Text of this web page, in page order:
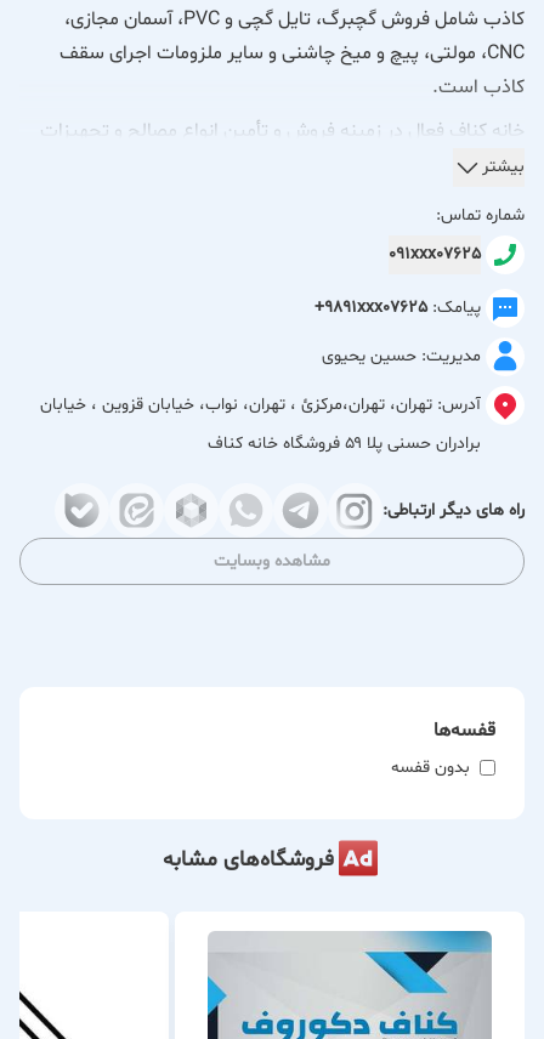
کاذب شامل فروش گچبرگ، تایل گچی و PVC، آسمان مجازی،
CNC، مولتی، پیچ و میخ چاشنی و سایر ملزومات اجرای سقف
کاذب است.
خانه کناف فعال در زمینه فروش و تأمین انواع مصالح و تجهیزات
کناف و سقف کاذب است. این مجموعه انواع گچبرگ، تایل گچی و
ملزومات اجرایی شامل پیچ و میخ چاشنی را ارائه می‌دهد.
هدف خانه کناف تأمین کامل نیاز پروژه‌های ساختمانی با کیفیت
مناسب و تنوع بالا در محصولات کناف و دکوراسیون داخلی است.
بیشتر
شماره تماس:
091xxx07625
پیامک:+9891xxx07625
مدیریت: حسین یحیوی
آدرس: تهران، تهران،مركزئ ، تهران، نواب، خیابان قزوین ، خیابان
برادران حسنی پلا ۵۹ فروشگاه خانه کناف
راه های دیگر ارتباطی:
مشاهده وبسایت
قفسه‌ها
بدون قفسه
فروشگاه‌های مشابه